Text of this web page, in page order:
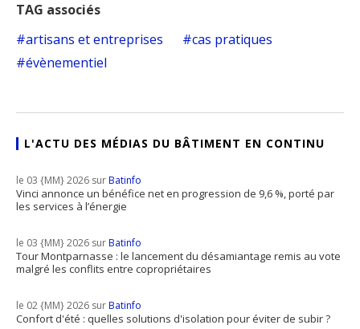
TAG associés
artisans et entreprises
cas pratiques
évènementiel
L'ACTU DES MÉDIAS DU BÂTIMENT EN CONTINU
le 03 {MM} 2026 surBatinfo
Vinci annonce un bénéfice net en progression de 9,6 %, porté par
les services à l’énergie
le 03 {MM} 2026 surBatinfo
Tour Montparnasse : le lancement du désamiantage remis au vote
malgré les conflits entre copropriétaires
le 02 {MM} 2026 surBatinfo
Confort d'été : quelles solutions d'isolation pour éviter de subir ?